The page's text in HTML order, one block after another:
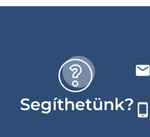
Segíthetünk?